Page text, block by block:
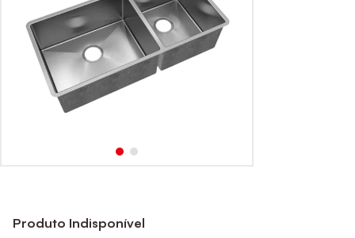
Produto Indisponível